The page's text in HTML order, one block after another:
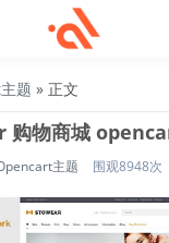
题 » 正文
购物商城
主题 围观8948次